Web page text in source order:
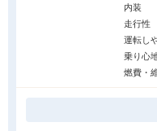
クトカーのため安心して
また高速道路での安定性
内装
走行性
運転し
乗り心
燃費・